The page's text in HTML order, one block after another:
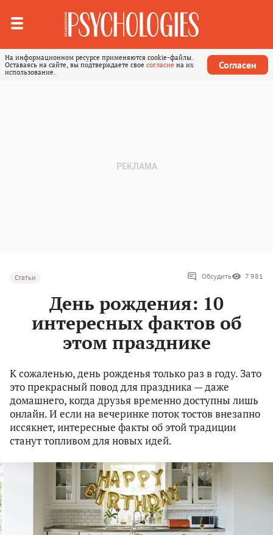
На информационном ресурсе применяются cookie-файлы.
Оставаясь на сайте, вы подтверждаете свое согласие на их
использование.
Согласен
Статьи Обсудить 7 981
День рождения: 10
интересных фактов об
этом празднике
К сожаленью, день рожденья только раз в году. Зато
это прекрасный повод для праздника — даже
домашнего, когда друзья временно доступны лишь
онлайн. И если на вечеринке поток тостов внезапно
иссякнет, интересные факты об этой традиции
станут топливом для новых идей.